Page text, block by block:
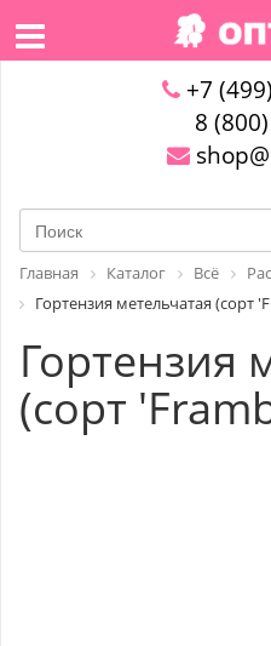
+7
8
Главная Каталог Всё
Гортензия метельчатая (сорт
Гортензия
(сорт